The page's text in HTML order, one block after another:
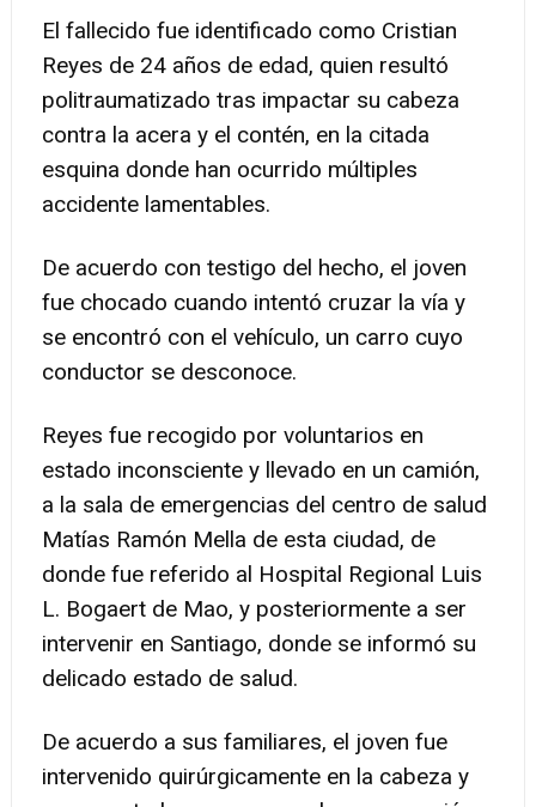
El fallecido fue identificado como Cristian
Reyes de 24 años de edad, quien resultó
politraumatizado tras impactar su cabeza
contra la acera y el contén, en la citada
esquina donde han ocurrido múltiples
accidente lamentables.
De acuerdo con testigo del hecho, el joven
fue chocado cuando intentó cruzar la vía y
se encontró con el vehículo, un carro cuyo
conductor se desconoce.
Reyes fue recogido por voluntarios en
estado inconsciente y llevado en un camión,
a la sala de emergencias del centro de salud
Matías Ramón Mella de esta ciudad, de
donde fue referido al Hospital Regional Luis
L. Bogaert de Mao, y posteriormente a ser
intervenir en Santiago, donde se informó su
delicado estado de salud.
De acuerdo a sus familiares, el joven fue
intervenido quirúrgicamente en la cabeza y